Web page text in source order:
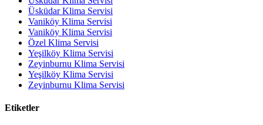
Üsküdar Klima Servisi
Vaniköy Klima Servisi
Vaniköy Klima Servisi
Özel Klima Servisi
Yeşilköy Klima Servisi
Zeyinburnu Klima Servisi
Yeşilköy Klima Servisi
Zeyinburnu Klima Servisi
Etiketler